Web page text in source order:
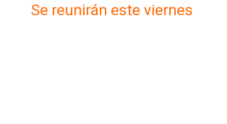
Se reunirán este viernes